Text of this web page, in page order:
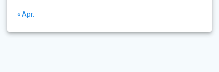
« Apr.